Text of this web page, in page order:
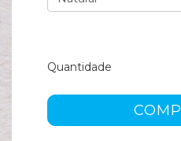
Quantidade